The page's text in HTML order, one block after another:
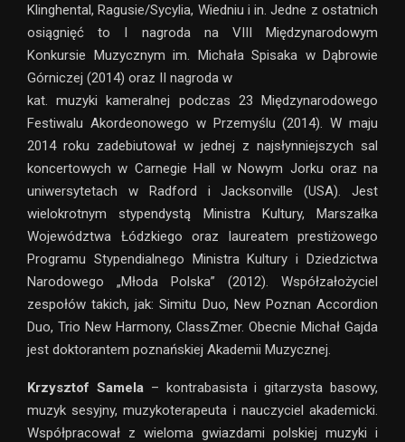
Klinghental, Ragusie/Sycylia, Wiedniu i in. Jedne z ostatnich
osiągnięć to I nagroda na VIII Międzynarodowym
Konkursie Muzycznym im. Michała Spisaka w Dąbrowie
Górniczej (2014) oraz II nagroda w
kat. muzyki kameralnej podczas 23 Międzynarodowego
Festiwalu Akordeonowego w Przemyślu (2014). W maju
2014 roku zadebiutował w jednej z najsłynniejszych sal
koncertowych w Carnegie Hall w Nowym Jorku oraz na
uniwersytetach w Radford i Jacksonville (USA). Jest
wielokrotnym stypendystą Ministra Kultury, Marszałka
Województwa Łódzkiego oraz laureatem prestiżowego
Programu Stypendialnego Ministra Kultury i Dziedzictwa
Narodowego „Młoda Polska” (2012). Współzałożyciel
zespołów takich, jak: Simitu Duo, New Poznan Accordion
Duo, Trio New Harmony, ClassZmer. Obecnie Michał Gajda
jest doktorantem poznańskiej Akademii Muzycznej.
Krzysztof Samela– kontrabasista i gitarzysta basowy,
muzyk sesyjny, muzykoterapeuta i nauczyciel akademicki.
Współpracował z wieloma gwiazdami polskiej muzyki i